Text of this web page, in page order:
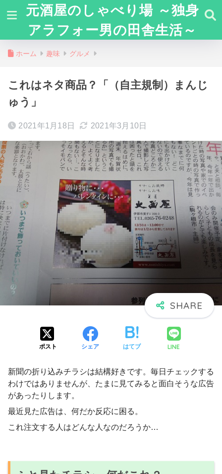
元酒屋のしゃべり場 ～独身
アラフォー男の田舎生活～
ホーム 趣味 グルメ
これはネタ商品？「（自主規制）まんじ
ゅう」
2021年1月18日 2021年3月10日
ポスト シェア はてブ LINE
新聞の折り込みチラシは結構好きです。毎日チェックする
わけではありませんが、たまに見てみると面白そうな広告
があったりします。
最近見た広告は、何だか反応に困る。
これ注文する人はどんな人なのだろうか…